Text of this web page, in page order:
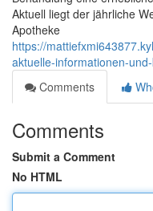
Aktuell liegt der jährliche
Apotheke
https://
aktuelle-informationen-
Comments
Comments
Submit a Comment
No HTML